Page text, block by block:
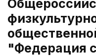
"Федерация